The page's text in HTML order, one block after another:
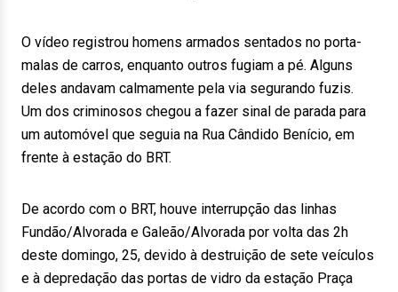
O vídeo registrou homens armados sentados no porta-
malas de carros, enquanto outros fugiam a pé. Alguns
deles andavam calmamente pela via segurando fuzis.
Um dos criminosos chegou a fazer sinal de parada para
um automóvel que seguia na Rua Cândido Benício, em
frente à estação do BRT.
De acordo com o BRT, houve interrupção das linhas
Fundão/Alvorada e Galeão/Alvorada por volta das 2h
deste domingo, 25, devido à destruição de sete veículos
e à depredação das portas de vidro da estação Praça